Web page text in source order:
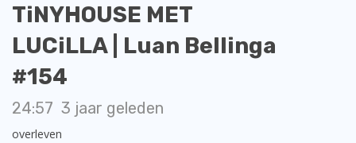
TiNYHOUSE MET
LUCiLLA | Luan Bellinga
#154
24:57 3 jaar geleden
overleven